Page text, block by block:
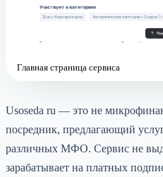
Главная страница сервиса
Usoseda ru — это не
посредник, предлагающий
различных МФО. Сервис не
зарабатывает на платных